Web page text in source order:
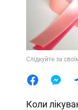
Лайфхаки
Слідкуйте за
Коли